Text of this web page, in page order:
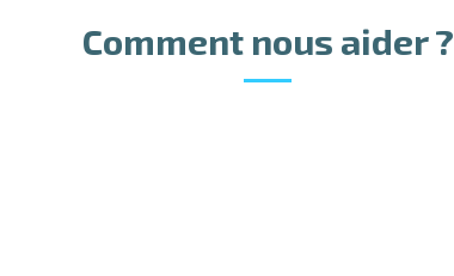
Comment nous aider ?